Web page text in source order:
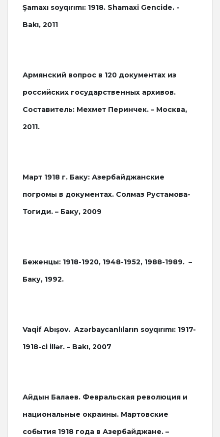
Şamaxı soyqırımı: 1918. Shamaxi Gencide. -
Bakı, 2011
Армянский вопрос в 120 документах из
российских государственных архивов.
Составитель: Мехмет Перинчек. – Москва,
2011.
Март 1918 г. Баку: Азербайджанские
погромы в документах. Солмаз Рустамова-
Тогиди. – Баку, 2009
Беженцы: 1918-1920, 1948-1952, 1988-1989. –
Баку, 1992.
Vaqif Abışov. Azərbaycanlıların soyqırımı: 1917-
1918-ci illər. – Bakı, 2007
Айдын Балаев. Февральская революция и
национальные окраины. Мартовские
события 1918 года в Азербайджане. –